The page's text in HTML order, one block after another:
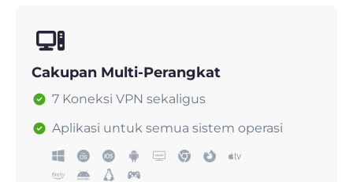
Cakupan Multi-Perangkat
7 Koneksi VPN sekaligus
Aplikasi untuk semua sistem operasi